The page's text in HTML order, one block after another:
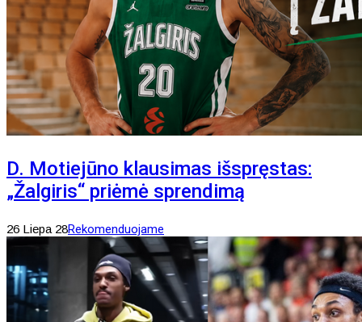
D. Motiejūno klausimas išspręstas:
„Žalgiris“ priėmė sprendimą
26 Liepa 28Rekomenduojame